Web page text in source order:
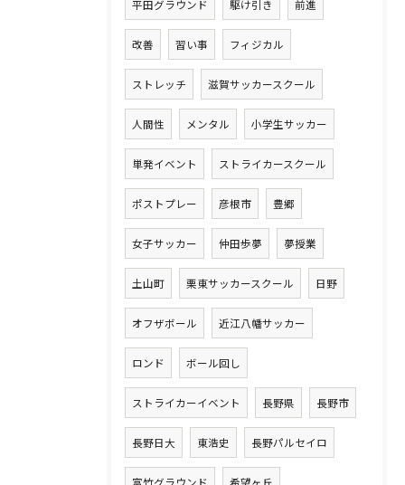
平田グラウンド 駆け引き 前進
改善 習い事 フィジカル
ストレッチ 滋賀サッカースクール
人間性 メンタル 小学生サッカー
単発イベント ストライカースクール
ポストプレー 彦根市 豊郷
女子サッカー 仲田歩夢 夢授業
土山町 栗東サッカースクール 日野
オフザボール 近江八幡サッカー
ロンド ボール回し
ストライカーイベント 長野県 長野市
長野日大 東浩史 長野パルセイロ
富竹グラウンド 希望ヶ丘